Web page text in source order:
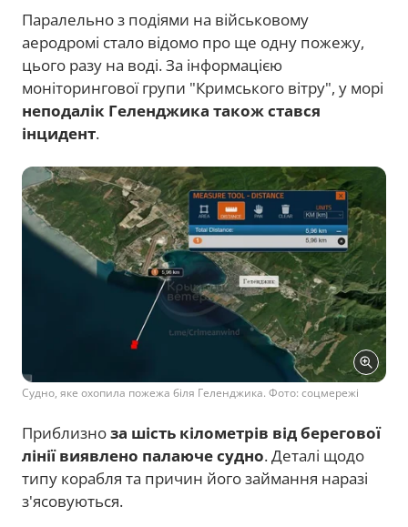
Паралельно з подіями на військовому
аеродромі стало відомо про ще одну пожежу,
цього разу на воді. За інформацією
моніторингової групи "Кримського вітру", у морі
неподалік Геленджика також стався
інцидент.
Судно, яке охопила пожежа біля Геленджика. Фото: соцмережі
Приблизноза шість кілометрів від берегової
лінії виявлено палаюче судно. Деталі щодо
типу корабля та причин його займання наразі
з'ясовуються.